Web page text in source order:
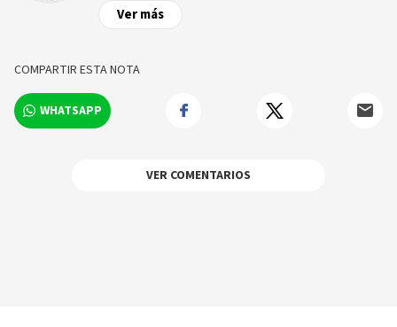
Ver más
COMPARTIR ESTA NOTA
WHATSAPP
VER COMENTARIOS